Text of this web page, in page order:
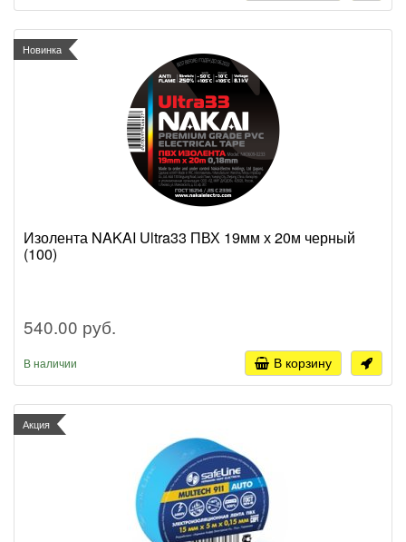
Новинка
Изолента NAKAI Ultra33 ПВХ 19мм х 20м черный
(100)
540.00 руб.
В наличии В корзину
Акция